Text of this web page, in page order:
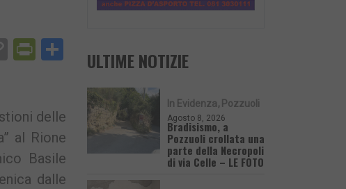
CopyPrintFriendly
Condividi
delle
al Rione
Basile
dalle
ULTIME NOTIZIE
In Evidenza Pozzuoli
Agosto 8, 2026
Bradisismo, a
Pozzuoli crollata una
parte della Necropoli
di via Celle – LE FOTO